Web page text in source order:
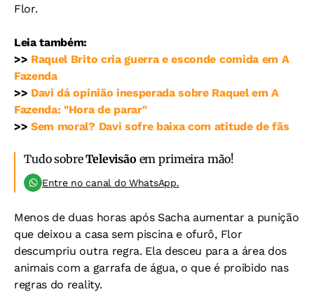
Flor.
Leia também:
>> Raquel Brito cria guerra e esconde comida em A
Fazenda
>> Davi dá opinião inesperada sobre Raquel em A
Fazenda: "Hora de parar"
>>Sem moral? Davi sofre baixa com atitude de fãs
Tudo sobreTelevisão em primeira mão!
Entre no canal do WhatsApp.
Menos de duas horas após Sacha aumentar a punição
que deixou a casa sem piscina e ofurô, Flor
descumpriu outra regra. Ela desceu para a área dos
animais com a garrafa de água, o que é proibido nas
regras do reality.